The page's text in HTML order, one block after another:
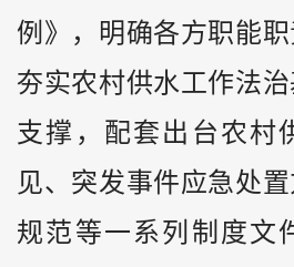
例》，明确各方职能职
夯实农村供水工作法
支撑，配套出台农村
见、突发事件应急处
规范等一系列制度文